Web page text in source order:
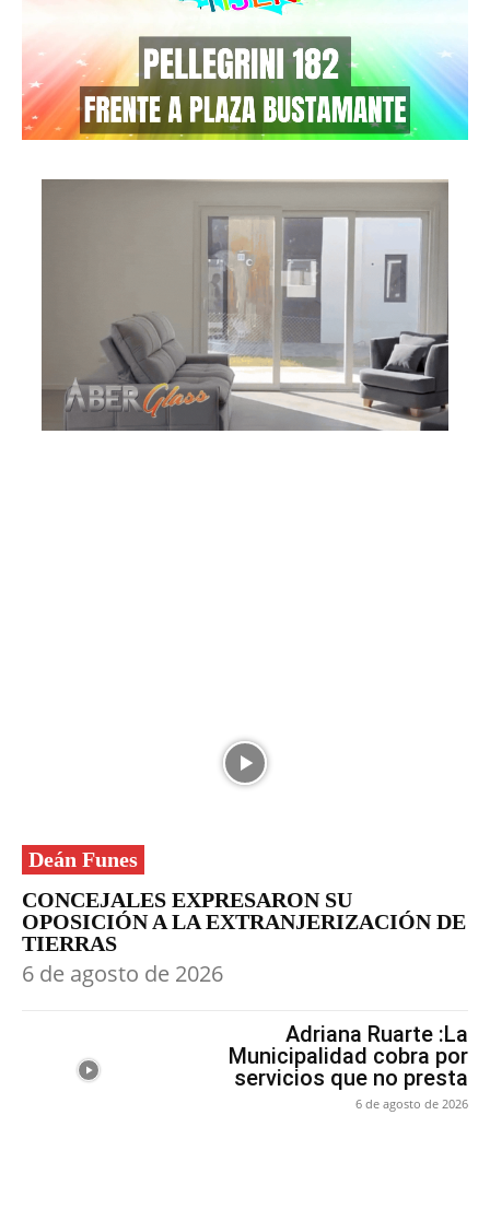
Deán Funes
CONCEJALES EXPRESARON SU
OPOSICIÓN A LA EXTRANJERIZACIÓN DE
TIERRAS
6 de agosto de 2026
Adriana Ruarte :La
Municipalidad cobra por
servicios que no presta
6 de agosto de 2026